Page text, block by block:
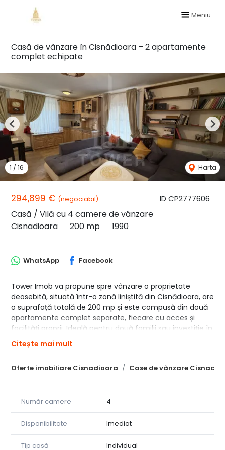
Meniu
Casă de vânzare în Cisnădioara – 2 apartamente
complet echipate
ID CP2777606
294,899 € (negociabil)
Casă / Vilă cu 4 camere de vânzare
Cisnadioara
200 mp 1990
1 /16 Harta
Previous
Oferte imobiliare Cisnadioara Case de vânzare
WhatsApp Facebook
Tower Imob va propune spre vânzare o proprietate
deosebită, situată într-o zonă liniștită din Cisnădioara, are
o suprafață totală de 200 mp și este compusă din două
apartamente complet separate, fiecare cu acces și
facilități proprii. Ideală pentru două familii sau investiție în
regim hotelier!
Apartament 1:
Living spațios cu bucătărie open-space
Bucătărie complet echipată: plită, frigider, mașină de
spălat vase
Citește mai mult
Număr camere 4
Disponibilitate Imediat
Tip casă Individual